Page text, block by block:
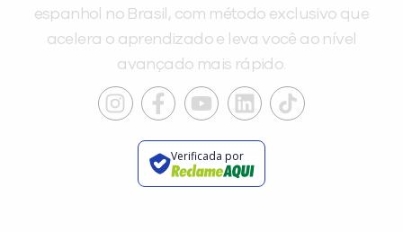
espanhol no Brasil, com método exclusivo que
acelera o aprendizado e leva você ao nível
avançado mais rápido.
Verificada por